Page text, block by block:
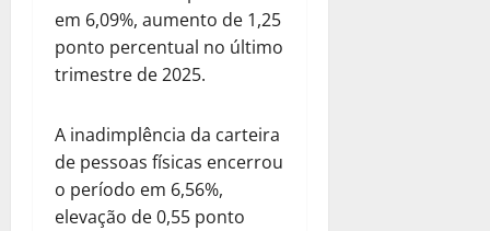
em 6,09%, aumento de 1,25
ponto percentual no último
trimestre de 2025.
A inadimplência da carteira
de pessoas físicas encerrou
o período em 6,56%,
elevação de 0,55 ponto